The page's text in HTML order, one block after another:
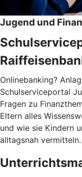
Jugend und
Onlinebanking?
Schulserviceportal
Fragen zu
Eltern alles
und wie sie Kindern
alltagsnah vermitteln.